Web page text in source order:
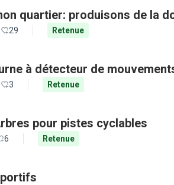
quartier: produisons de la
29 Retenue
à détecteur de
3 Retenue
pour pistes cyclables
6 Retenue